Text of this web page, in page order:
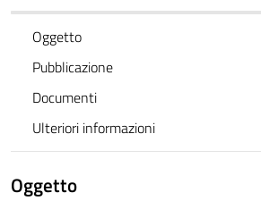
Oggetto
Pubblicazione
Documenti
Ulteriori informazioni
Oggetto